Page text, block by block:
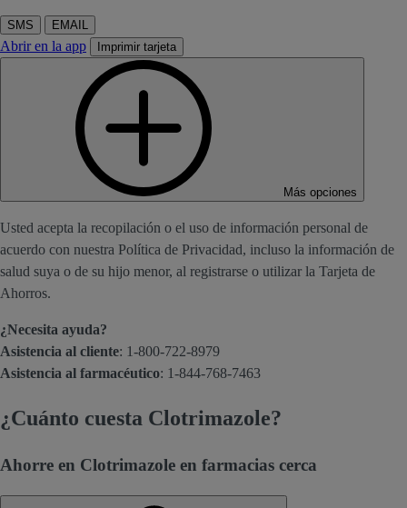
SMS EMAIL
Abrir en la app Imprimir tarjeta
Más opciones
Usted acepta la recopilación o el uso de información personal de
acuerdo con nuestra Política de Privacidad, incluso la información de
salud suya o de su hijo menor, al registrarse o utilizar la Tarjeta de
Ahorros.
¿Necesita ayuda?
Asistencia al cliente: 1-800-722-8979
Asistencia al farmacéutico: 1-844-768-7463
¿Cuánto cuesta Clotrimazole?
Ahorre en Clotrimazole en farmacias cerca